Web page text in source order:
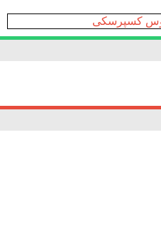
کسپرسکی